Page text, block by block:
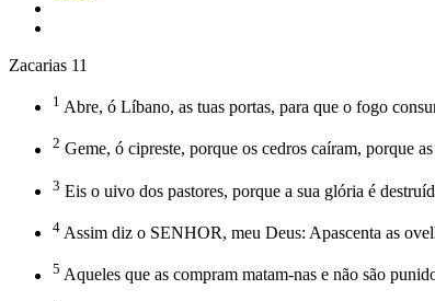
Zacarias 11
1 Abre, ó Líbano, as tuas portas, para que o fogo
2 Geme, ó cipreste, porque os cedros caíram, porque
3 Eis o uivo dos pastores, porque a sua glória é
4 Assim diz o SENHOR, meu Deus: Apascenta as
5 Aqueles que as compram matam-nas e não são